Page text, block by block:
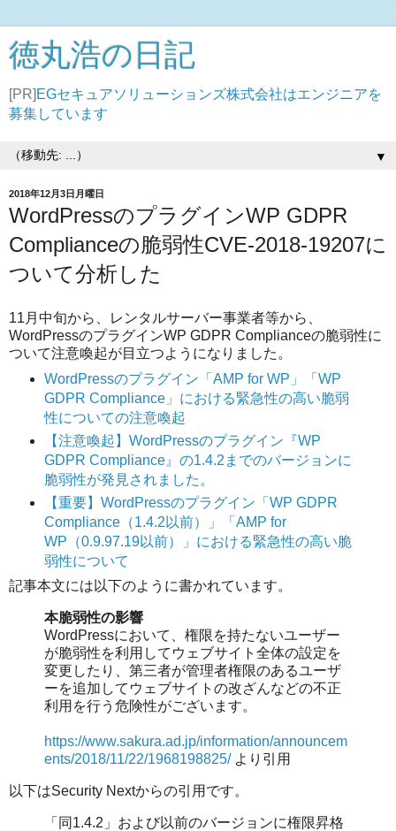
徳丸浩の日記
[PR] EGセキュアソリューションズ株式会社はエンジニアを
募集しています
▼
2018年12月3日月曜日
WordPressのプラグインWP GDPR
Complianceの脆弱性CVE-2018-19207に
ついて分析した
11月中旬から、レンタルサーバー事業者等から、
WordPressのプラグインWP GDPR Complianceの脆弱性に
ついて注意喚起が目立つようになりました。
WordPressのプラグイン「AMP for WP」「WP
GDPR Compliance」における緊急性の高い脆弱
性についての注意喚起
【注意喚起】WordPressのプラグイン『WP
GDPR Compliance』の1.4.2までのバージョンに
脆弱性が発見されました。
【重要】WordPressのプラグイン「WP GDPR
Compliance（1.4.2以前）」「AMP for
WP（0.9.97.19以前）」における緊急性の高い脆
弱性について
記事本文には以下のように書かれています。
本脆弱性の影響
WordPressにおいて、権限を持たないユーザー
が脆弱性を利用してウェブサイト全体の設定を
変更したり、第三者が管理者権限のあるユーザ
ーを追加してウェブサイトの改ざんなどの不正
利用を行う危険性がございます。
https://www.sakura.ad.jp/information/announcem
ents/2018/11/22/1968198825/より引用
以下はSecurity Nextからの引用です。
「同1.4.2」および以前のバージョンに権限昇格